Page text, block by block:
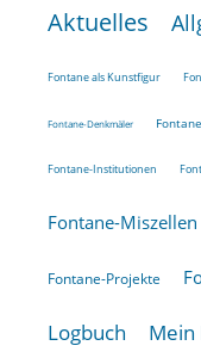
Aktuelles
Fontane als Kunstfigur
Fontane-Denkmäler
Fontane-Institutionen
Fontane-Miszellen
Fontane-Projekte
Logbuch Mein